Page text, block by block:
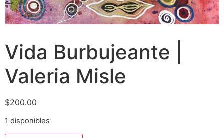
Vida Burbujeante |
Valeria Misle
$200.00
1 disponibles